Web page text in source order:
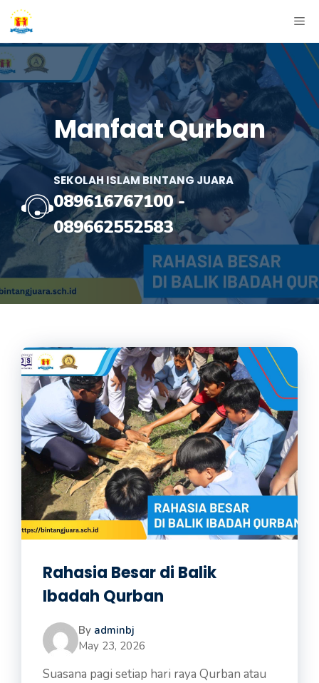
Skip
to
content
Manfaat Qurban
SEKOLAH ISLAM BINTANG JUARA
089616767100-
089662552583
Rahasia Besar di Balik
Ibadah Qurban
By adminbj
May 23, 2026
Suasana pagi setiap hari raya Qurban atau